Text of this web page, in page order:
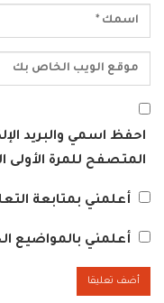
احفظ اسمي والبريد
المتصفح للمرة الأولى
أعلمني بمتابعة
أعلمني بالمواضيع